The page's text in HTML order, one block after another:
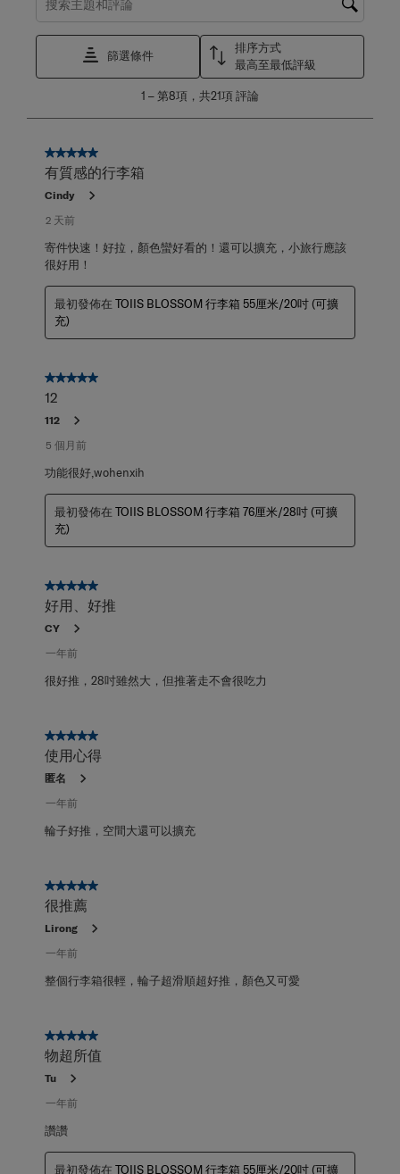
搜尋主題和評論搜尋區域
篩選條件
排序方式
最高至最低評級
第
項，
1 –第8項，共21項評論
5星，共5星。
有質感的行李箱
Cindy
2 天前
寄件快速！好拉，顏色蠻好看的！還可以擴充，小旅行應該
很好用！
最初發佈在 TOIIS BLOSSOM 行李箱 55厘米/20吋 (可擴
充)
5星，共5星。
12
112
5 個月前
功能很好,wohenxih
最初發佈在 TOIIS BLOSSOM 行李箱 76厘米/28吋 (可擴
充)
5星，共5星。
好用、好推
CY
一年前
很好推，28吋雖然大，但推著走不會很吃力
5星，共5星。
使用心得
匿名
一年前
輪子好推，空間大還可以擴充
5星，共5星。
很推薦
Lirong
一年前
整個行李箱很輕，輪子超滑順超好推，顏色又可愛
5星，共5星。
物超所值
Tu
一年前
讚讚
最初發佈在 TOIIS BLOSSOM 行李箱 55厘米/20吋 (可擴